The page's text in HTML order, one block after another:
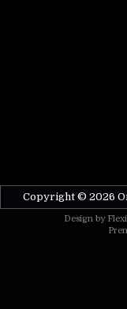
Copyright © 2026
Design by